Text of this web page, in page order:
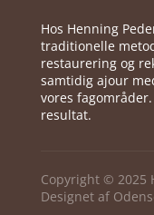
Hos Henning
traditionelle
restaurering og
samtidig ajour
vores
resultat.
Copyright © 2025
Designet af